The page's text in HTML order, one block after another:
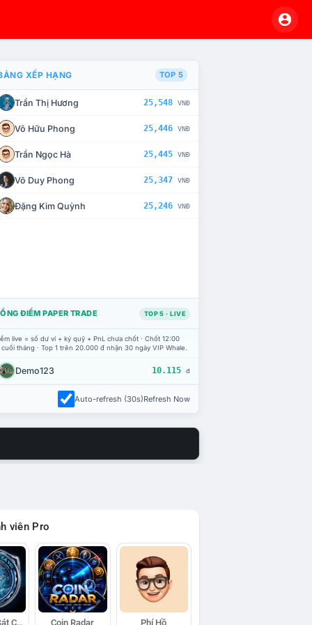
CHẾ TÀI XỬ LÝ VI PHẠM
XẾP HẠNG TOP 5
Trần Thị Hương 25,548 VNĐ
Võ Hữu Phong 25,446 VNĐ
Trần Ngọc Hà 25,445 VNĐ
Võ Duy Phong 25,347 VNĐ
Đặng Kim Quỳnh 25,246 VNĐ
ĐIỂM PAPER TRADE TOP 5 · LIVE
live = số dư ví + ký quỹ + PnL chưa chốt · Chốt 12:00
tháng · Top 1 trên 20.000 đ nhận 30 ngày VIP Whale.
Demo123 10.115 đ
Auto-refresh (30s)Refresh Now
viên Pro
Đội Trinh Sát Cá Voi Coin Radar Phí Hồ